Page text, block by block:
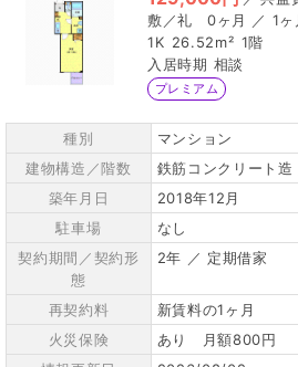
0ヶ月 ／ 1ヶ
1K 26.52m² 1階
相談
プレミアム
種別
マンション
建物構造／階数
鉄筋コンクリート
築年月日
2018年12月
駐車場
なし
契約期間／契約形
態
2年 ／ 定期借家
再契約料
新賃料の1ヶ月
火災保険
あり 月額800円